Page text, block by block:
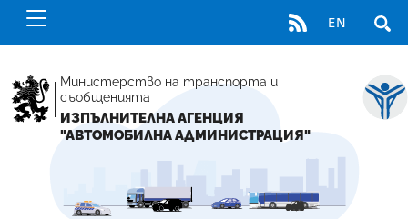
RSS EN
Министерство на транспорта и
съобщенията
ИЗПЪЛНИТЕЛНА АГЕНЦИЯ
"АВТОМОБИЛНА АДМИНИСТРАЦИЯ"